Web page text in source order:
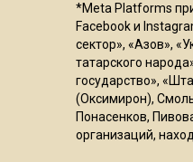
*Meta Platforms
Facebook и
сектор», «Азов»,
татарского
государство»,
(Оксимирон),
Понасенков,
организаций,